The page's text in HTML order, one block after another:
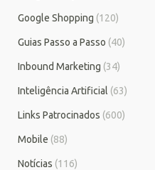
Google Shopping (120)
Guias Passo a Passo (40)
Inbound Marketing (34)
Inteligência Artificial (63)
Links Patrocinados (600)
Mobile (88)
Notícias (116)